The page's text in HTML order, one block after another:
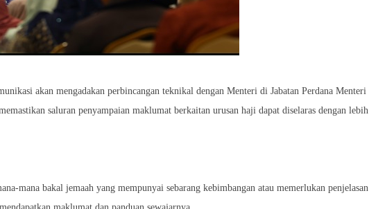
akan mengadakan perbincangan teknikal dengan Menteri di Jabatan Perdana Menteri
saluran penyampaian maklumat berkaitan urusan haji dapat diselaras dengan lebih
mana bakal jemaah yang mempunyai sebarang kebimbangan atau memerlukan penjelasan